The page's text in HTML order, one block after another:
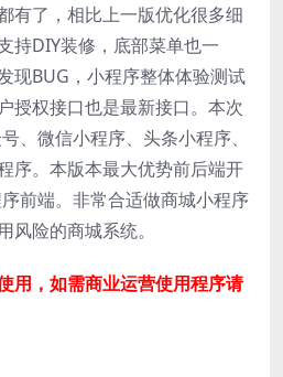
有了，相比上一版优化很多细
持DIY装修，底部菜单也一
现BUG，小程序整体体验测试
授权接口也是最新接口。本次
、微信小程序、头条小程序、
序。本版本最大优势前后端开
前端。非常合适做商城小程序
风险的商城系统。
用，如需商业运营使用程序请